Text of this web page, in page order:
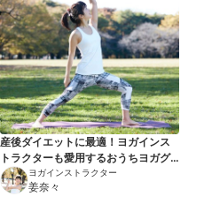
産後ダイエットに最適！ヨガインス
トラクターも愛用するおうちヨガグ
ッズ7選ヨガインストラクター
姜奈々